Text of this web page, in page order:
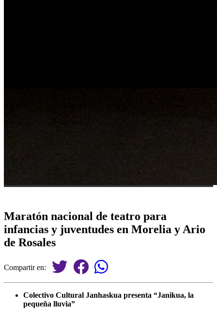
Maratón nacional de teatro para
infancias y juventudes en Morelia y Ario
de Rosales
Compartir en:
Colectivo Cultural Janhaskua presenta “Janikua, la
pequeña lluvia”